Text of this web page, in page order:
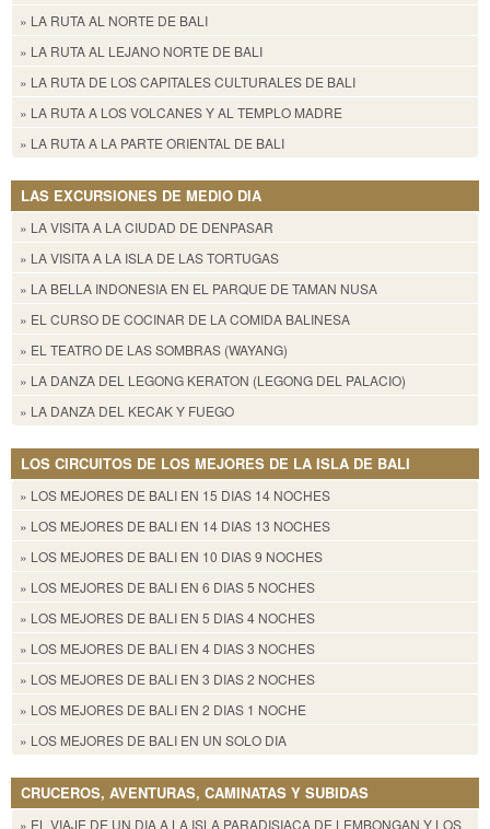
» LA RUTA AL NORTE DE BALI
» LA RUTA AL LEJANO NORTE DE BALI
» LA RUTA DE LOS CAPITALES CULTURALES DE BALI
» LA RUTA A LOS VOLCANES Y AL TEMPLO MADRE
» LA RUTA A LA PARTE ORIENTAL DE BALI
LAS EXCURSIONES DE MEDIO DIA
» LA VISITA A LA CIUDAD DE DENPASAR
» LA VISITA A LA ISLA DE LAS TORTUGAS
» LA BELLA INDONESIA EN EL PARQUE DE TAMAN NUSA
» EL CURSO DE COCINAR DE LA COMIDA BALINESA
» EL TEATRO DE LAS SOMBRAS (WAYANG)
» LA DANZA DEL LEGONG KERATON (LEGONG DEL PALACIO)
» LA DANZA DEL KECAK Y FUEGO
LOS CIRCUITOS DE LOS MEJORES DE LA ISLA DE BALI
» LOS MEJORES DE BALI EN 15 DIAS 14 NOCHES
» LOS MEJORES DE BALI EN 14 DIAS 13 NOCHES
» LOS MEJORES DE BALI EN 10 DIAS 9 NOCHES
» LOS MEJORES DE BALI EN 6 DIAS 5 NOCHES
» LOS MEJORES DE BALI EN 5 DIAS 4 NOCHES
» LOS MEJORES DE BALI EN 4 DIAS 3 NOCHES
» LOS MEJORES DE BALI EN 3 DIAS 2 NOCHES
» LOS MEJORES DE BALI EN 2 DIAS 1 NOCHE
» LOS MEJORES DE BALI EN UN SOLO DIA
CRUCEROS, AVENTURAS, CAMINATAS Y SUBIDAS
» EL VIAJE DE UN DIA A LA ISLA PARADISIACA DE LEMBONGAN Y LOS